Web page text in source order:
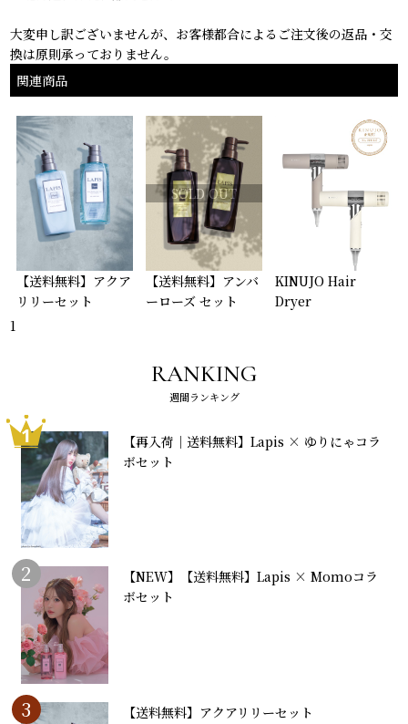
大変申し訳ございませんが、お客様都合によるご注文後の返品・交
換は原則承っておりません。
関連商品
【送料無料】アクア
リリーセット
SOLD OUT
【送料無料】アンバ
ーローズ セット
KINUJO Hair
Dryer
1
RANKING
週間ランキング
1
【再入荷｜送料無料】Lapis × ゆりにゃコラ
ボセット
2
【NEW】【送料無料】Lapis × Momoコラ
ボセット
3 【送料無料】アクアリリーセット